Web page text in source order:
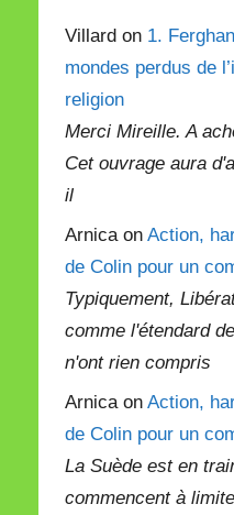
Villard on 1.
mondes perdus de
religion
Merci Mireille. A
Cet ouvrage aura
il
Arnica onAction,
de Colin pour un
Typiquement,
comme l'étendard
n'ont rien compris
Arnica onAction,
de Colin pour un
La Suède est en
commencent à